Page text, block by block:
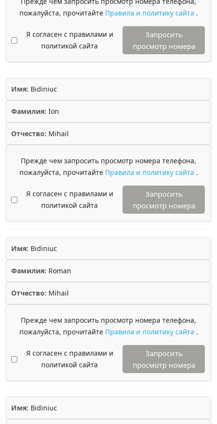
пожалуйста, прочитайте Правила и политику сайта .
Я согласен с правилами и
политикой сайта
Запросить
просмотр номера
Имя: Bidiniuc
Фамилия: Ion
Отчество: Mihail
Прежде чем запросить просмотр номера телефона,
пожалуйста, прочитайте Правила и политику сайта .
Я согласен с правилами и
политикой сайта
Запросить
просмотр номера
Имя: Bidiniuc
Фамилия: Roman
Отчество: Mihail
Прежде чем запросить просмотр номера телефона,
пожалуйста, прочитайте Правила и политику сайта .
Я согласен с правилами и
политикой сайта
Запросить
просмотр номера
Имя: Bidiniuc